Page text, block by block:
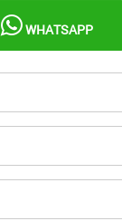
WHATSAPP